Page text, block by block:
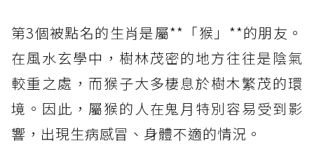
第3個被點名的生肖是屬**「猴」**的朋友。
在風水玄學中，樹林茂密的地方往往是陰氣
較重之處，而猴子大多棲息於樹木繁茂的環
境。因此，屬猴的人在鬼月特別容易受到影
響，出現生病感冒、身體不適的情況。